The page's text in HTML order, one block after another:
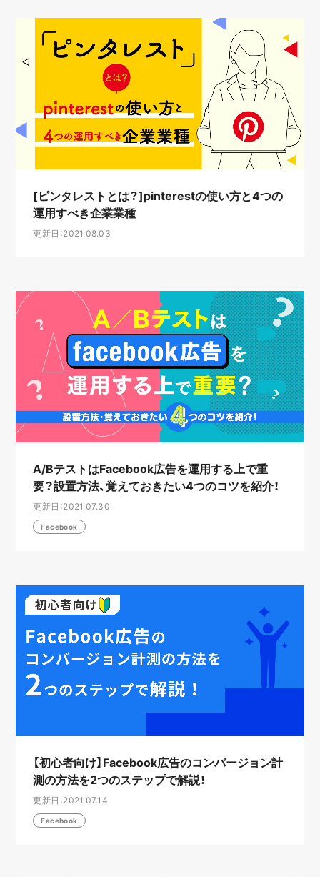
[ピンタレストとは？]pinterestの使い方と4つの
運用すべき企業業種
更新日：2021.08.03
A/BテストはFacebook広告を運用する上で重
要？設置方法、覚えておきたい4つのコツを紹介！
更新日：2021.07.30
Facebook
【初心者向け】Facebook広告のコンバージョン計
測の方法を2つのステップで解説！
更新日：2021.07.14
Facebook